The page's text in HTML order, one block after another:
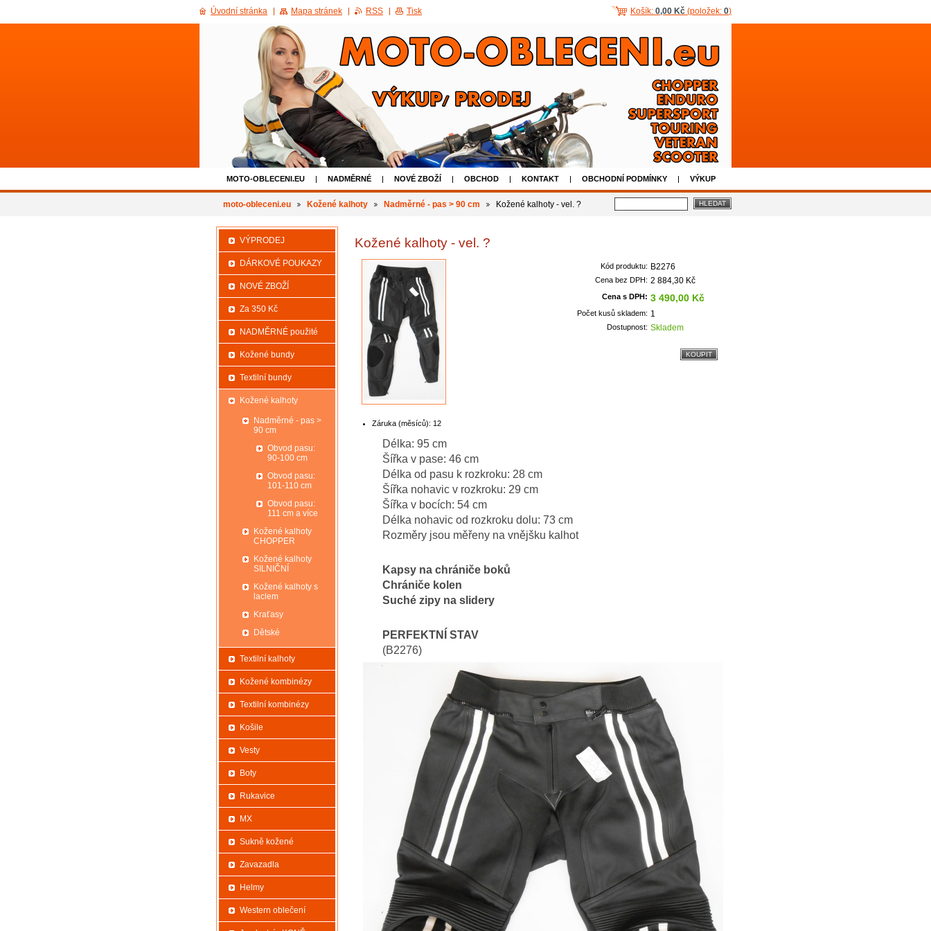
MOTO-OBLECENI.EU NADMĚRNÉ NOVÉ ZBOŽÍ OBCHOD KONTAKT OBCHODNÍ PODMÍNKY VÝKUP
500KC_SLEVA AKCE 50% SLEVA NA POUŽITÉ BOTY
moto-obleceni.eu Kožené kalhoty Nadměrné - pas > 90 cm Kožené kalhoty - vel. ?
Kožené kalhoty - vel. ?
Kód produktu: B2276
Cena bez DPH: 2 884,30 Kč
Cena s DPH: 3 490,00 Kč
Počet kusů skladem: 1
Dostupnost: Skladem
Záruka (měsíců): 12
Délka: 95 cm
Šířka v pase: 46 cm
Délka od pasu k rozkroku: 28 cm
Šířka nohavic v rozkroku: 29 cm
Šířka v bocích: 54 cm
Délka nohavic od rozkroku dolu: 73 cm
Rozměry jsou měřeny na vnějšku kalhot
Kapsy na chrániče boků
Chrániče kolen
Suché zipy na slidery
PERFEKTNÍ STAV
(B2276)
VÝPRODEJ
DÁRKOVÉ POUKAZY
NOVÉ ZBOŽÍ
Za 350 Kč
NADMĚRNÉ použité
Kožené bundy
Textilní bundy
Kožené kalhoty
Nadměrné - pas >
90 cm
Obvod pasu:
90-100 cm
Obvod pasu:
101-110 cm
Obvod pasu:
111 cm a více
Kožené kalhoty
CHOPPER
Kožené kalhoty
SILNIČNÍ
Kožené kalhoty s
laclem
Kraťasy
Dětské
Textilní kalhoty
Kožené kombinézy
Textilní kombinézy
Košile
Vesty
Boty
Rukavice
MX
Sukně kožené
Zavazadla
Helmy
Western oblečení
Košík: 0,00 Kč (položek: 0)
Úvodní stránka Mapa stránek RSS Tisk